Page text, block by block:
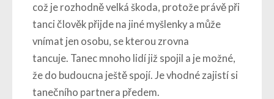
což je rozhodně velká škoda, protože právě při
tanci člověk přijde na jiné myšlenky a může
vnímat jen osobu, se kterou zrovna
tancuje. Tanec mnoho lidí již spojil a je možné,
že do budoucna ještě spojí. Je vhodné zajistí si
tanečního partnera předem.